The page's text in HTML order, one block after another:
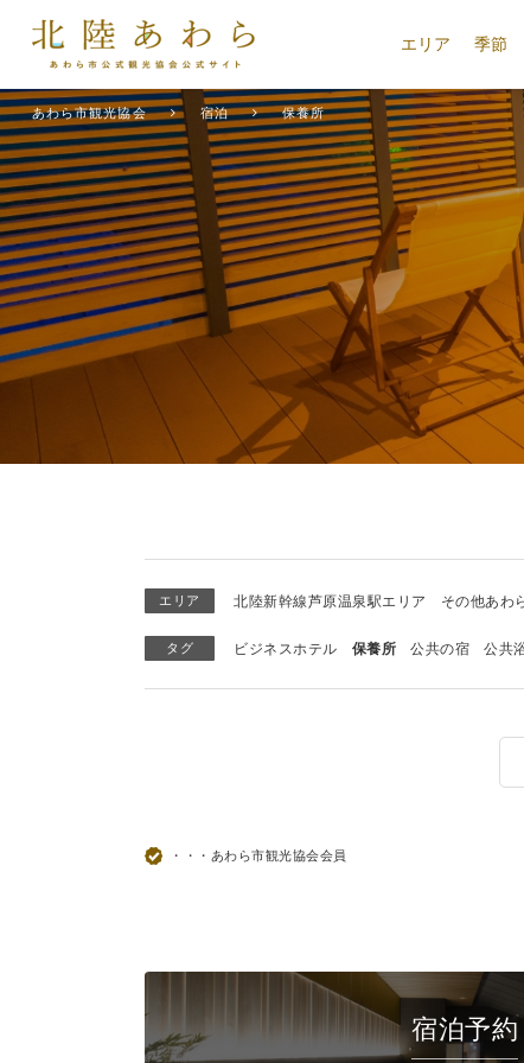
エリア 季節
あわら市観光協会 宿泊 保養所
エリア 北陸新幹線芦原温泉駅エリア その他あわ
タグ ビジネスホテル 保養所 公共の宿 公共
・・・あわら市観光協会会員
宿泊予約